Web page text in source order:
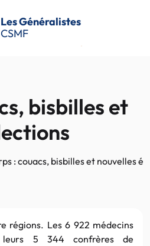
Les Généralistes
CSMF
bisbilles et
: couacs, bisbilles et nouvelles
régions. Les 6 922 médecins
leurs 5 344 confrères de